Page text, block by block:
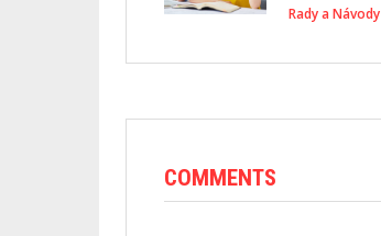
Rady a Návody
COMMENTS